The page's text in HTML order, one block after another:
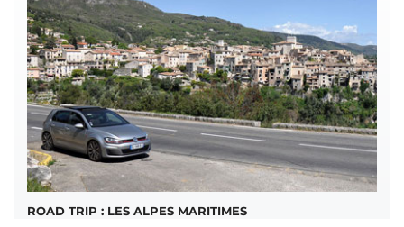
ROAD TRIP : LES ALPES MARITIMES